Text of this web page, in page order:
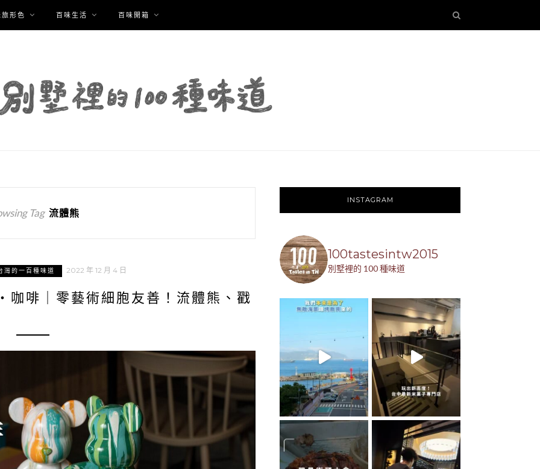
形色 百味生活 百味開箱
Tag 流體熊
灣的一百種味道 2022 年 12 月 4 日
咖啡｜零藝術細胞友善！流體熊、戳
INSTAGRAM
100tastesintw2015
別墅裡的 100 種味道